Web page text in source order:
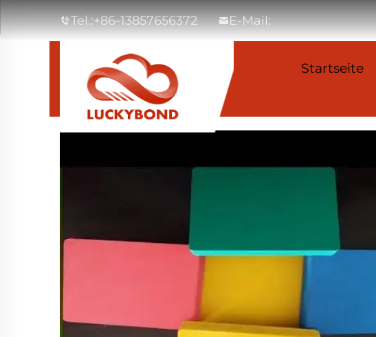
Tel.:+86-13857656372 E-Mail:
Startseite